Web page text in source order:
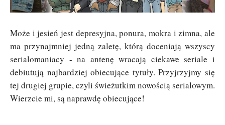
Może i jesień jest depresyjna, ponura, mokra i zimna, ale
ma przynajmniej jedną zaletę, którą doceniają wszyscy
serialomaniacy - na antenę wracają ciekawe seriale i
debiutują najbardziej obiecujące tytuły. Przyjrzyjmy się
tej drugiej grupie, czyli świeżutkim nowością serialowym.
Wierzcie mi, są naprawdę obiecujące!